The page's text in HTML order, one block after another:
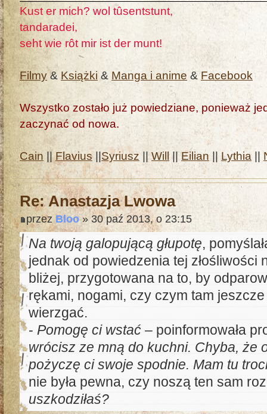
Kust er mich? wol tûsentstunt,
tandaradei,
seht wie rôt mir ist der munt!
Filmy& Książki & Manga i anime & Facebook
Wszystko zostało już powiedziane, ponieważ
zaczynać od nowa.
Cain ||Flavius ||Syriusz ||Will||Eilian || Lythia ||
Re: Anastazja Lwowa
przezBloo» 30 paź 2013, o 23:15
Na twoją galopującą głupotę,
jednak od powiedzenia tej złośliwości
bliżej, przygotowana na to, by
rękami, nogami, czy czym tam
wierzgać.
- Pomogę ci wstać – poinformowała
wrócisz ze mną do kuchni. Chyba, że
pożyczę ci swoje spodnie. Mam tu
nie była pewna, czy noszą ten sam
uszkodziłaś?